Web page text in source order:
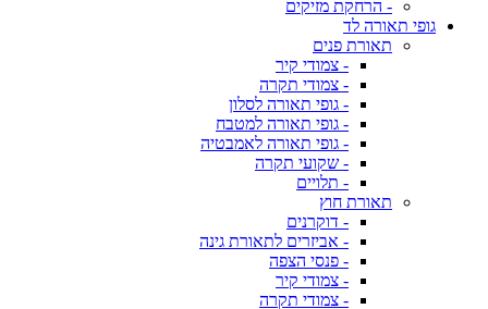
- הרחקת מזיקים
גופי תאורה לד
תאורת פנים
- צמודי קיר
- צמודי תקרה
- גופי תאורה לסלון
- גופי תאורה למטבח
- גופי תאורה לאמבטיה
- שקועי תקרה
- תלויים
תאורת חוץ
- דוקרנים
- אביזרים לתאורת גינה
- פנסי הצפה
- צמודי קיר
- צמודי תקרה